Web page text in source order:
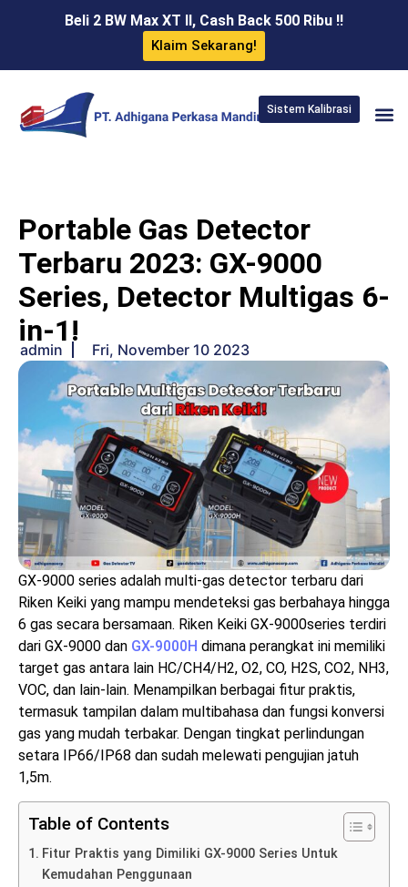
Beli 2 BW Max XT II, Cash Back 500 Ribu !!
Klaim Sekarang!
Sistem Kalibrasi
Portable Gas Detector
Terbaru 2023: GX-9000
Series, Detector Multigas 6-
in-1!
admin Fri, November 10 2023
GX-9000 series adalah multi-gas detector terbaru dari
Riken Keiki yang mampu mendeteksi gas berbahaya hingga
6 gas secara bersamaan. Riken Keiki GX-9000series terdiri
dari GX-9000 dan GX-9000H dimana perangkat ini memiliki
target gas antara lain HC/CH4/H2, O2, CO, H2S, CO2, NH3,
VOC, dan lain-lain. Menampilkan berbagai fitur praktis,
termasuk tampilan dalam multibahasa dan fungsi konversi
gas yang mudah terbakar. Dengan tingkat perlindungan
setara IP66/IP68 dan sudah melewati pengujian jatuh
1,5m.
Table of Contents
Fitur Praktis yang Dimiliki GX-9000 Series Untuk
Kemudahan Penggunaan